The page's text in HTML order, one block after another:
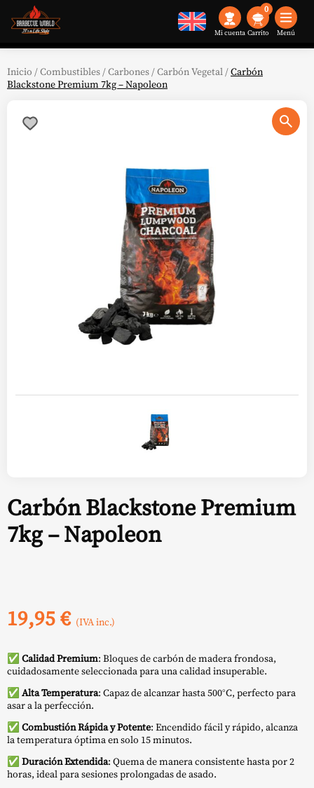
Mi cuenta
0
Menú
Inicio /Combustibles /Carbones /Carbón Vegetal /Carbón
Blackstone Premium 7kg – Napoleon
Carbón Blackstone Premium
7kg – Napoleon
19,95€ (IVA inc.)
✅ Calidad Premium: Bloques de carbón de madera frondosa,
cuidadosamente seleccionada para una calidad insuperable.
✅ Alta Temperatura: Capaz de alcanzar hasta 500°C, perfecto para
asar a la perfección.
✅ Combustión Rápida y Potente: Encendido fácil y rápido, alcanza
la temperatura óptima en solo 15 minutos.
✅ Duración Extendida: Quema de manera consistente hasta por 2
horas, ideal para sesiones prolongadas de asado.